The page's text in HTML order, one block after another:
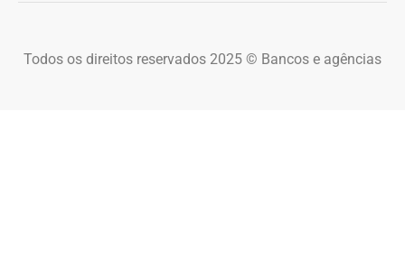
Todos os direitos reservados 2025 © Bancos e agências